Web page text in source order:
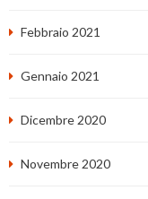
Febbraio 2021
Gennaio 2021
Dicembre 2020
Novembre 2020